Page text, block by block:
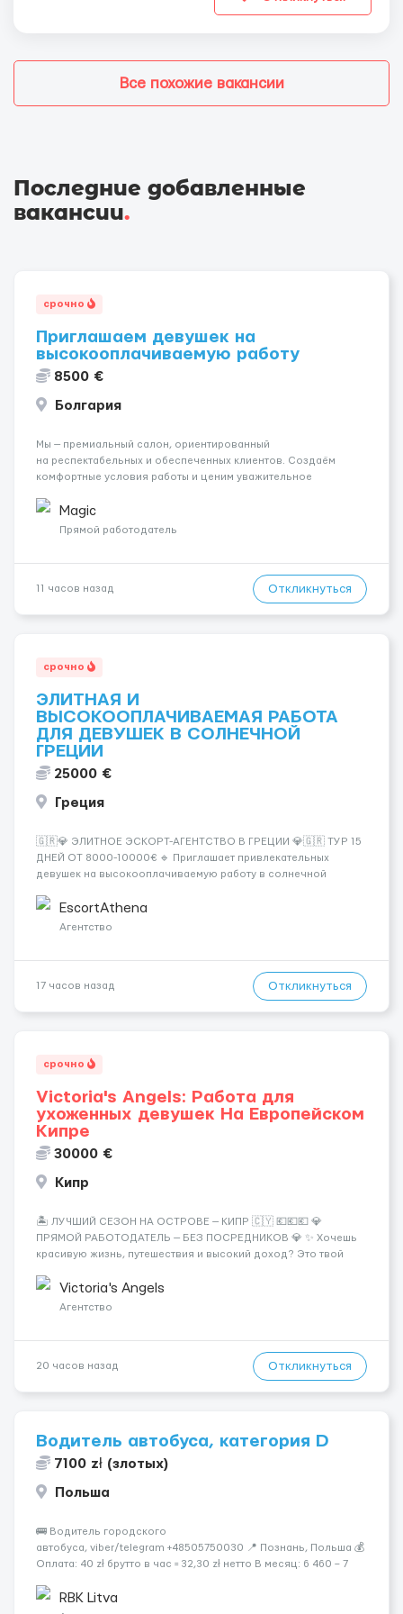
Все похожие вакансии
Последние добавленные
вакансии.
срочно
Приглашаем девушек на
высокооплачиваемую работу
8500 €
Болгария
Мы — премиальный салон, ориентированный
на респектабельных и обеспеченных клиентов. Создаём
комфортные условия работы и ценим уважительное
💎 Высокий доход — от 2000 € в неделю и выше 💎 Честная
сис...
Magic
Прямой работодатель
11 часов назад Откликнуться
срочно
ЭЛИТНАЯ И
ВЫСОКООПЛАЧИВАЕМАЯ РАБОТА
ДЛЯ ДЕВУШЕК В СОЛНЕЧНОЙ
ГРЕЦИИ
25000 €
Греция
🇬🇷💎 ЭЛИТНОЕ ЭСКОРТ-АГЕНТСТВО В ГРЕЦИИ 💎🇬🇷 ТУР 15
ДНЕЙ ОТ 8000-10000€ 🔹 Приглашает привлекательных
девушек на высокооплачиваемую работу в солнечной
хорошие деньги 💶 — это предложение для тебя! 🔹
Требования: ✔️ Возраст от ...
EscortAthena
Агентство
17 часов назад Откликнуться
срочно
Victoria's Angels: Работа для
ухоженных девушек На Европейском
Кипре
30000 €
Кипр
🏝️ ЛУЧШИЙ СЕЗОН НА ОСТРОВЕ — КИПР 🇨🇾 💶💶💶 💎
ПРЯМОЙ РАБОТОДАТЕЛЬ — БЕЗ ПОСРЕДНИКОВ 💎 ✨ Хочешь
красивую жизнь, путешествия и высокий доход? Это твой
Опытная команда с годами практики — Стабильный поток
клиентов (без ...
Victoria's Angels
Агентство
20 часов назад Откликнуться
Водитель автобуса, категория D
7100 zł (злотых)
Польша
🚌 Водитель городского
автобуса, viber/telegram +48505750030 📍 Познань, Польша 💰
Оплата: 40 zł брутто в час = 32,30 zł нетто В месяц: 6 460 – 7
Далее - 450 zł/месяц или +1 zł к ставке для тех, кто арендует
RBK Litva